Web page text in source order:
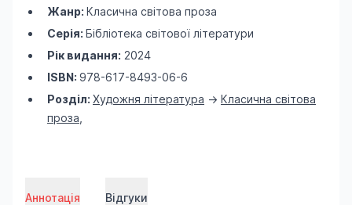
Жанр: Класична світова проза
Серія: Бібліотека світової літератури
Рік видання: 2024
ISBN: 978-617-8493-06-6
Розділ: Художня література -> Класична світова
проза
Аннотація Відгуки